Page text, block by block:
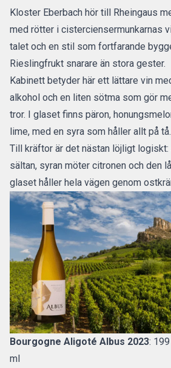
Kloster Eberbach hör till Rheingaus
med rötter i cisterciensermunkarnas
talet och en stil som fortfarande
Rieslingfrukt snarare än stora gester.
Kabinett betyder här ett lättare vin
alkohol och en liten sötma som gör
tror. I glaset finns päron,
lime, med en syra som håller allt på tå.
Till kräftor är det nästan löjligt logiskt:
sältan, syran möter citronen och den
glaset håller hela vägen genom
Bourgogne Aligoté Albus 2023:
ml